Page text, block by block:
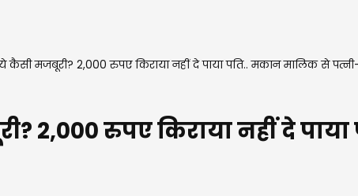
कैसी मजबूरी? 2,000 रुपए किराया नहीं दे पाया पति.. मकान मालिक से
2,000 रुपए किराया नहीं दे